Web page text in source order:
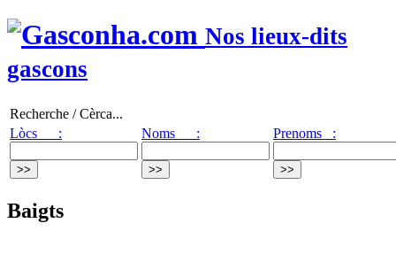
Nos lieux-dits
gascons
Recherche / Cèrca...
Lòcs :
Noms : Prenoms :
Baigts